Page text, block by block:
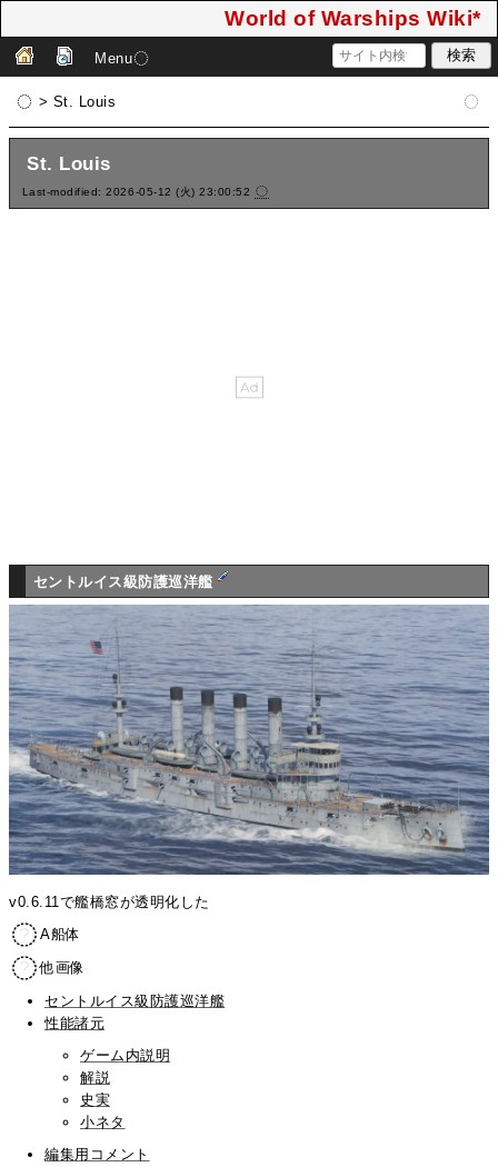
World of Warships Wiki*
Menu
> St. Louis
St. Louis
Last-modified: 2026-05-12 (火) 23:00:52
セントルイス級防護巡洋艦
v0.6.11で艦橋窓が透明化した
A船体
他画像
セントルイス級防護巡洋艦
性能諸元
ゲーム内説明
解説
史実
小ネタ
編集用コメント